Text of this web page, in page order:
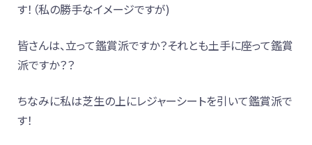
す！（私の勝手なイメージですが)
皆さんは、立って鑑賞派ですか？それとも土手に座って鑑賞
派ですか？？
ちなみに私は芝生の上にレジャーシートを引いて鑑賞派で
す！